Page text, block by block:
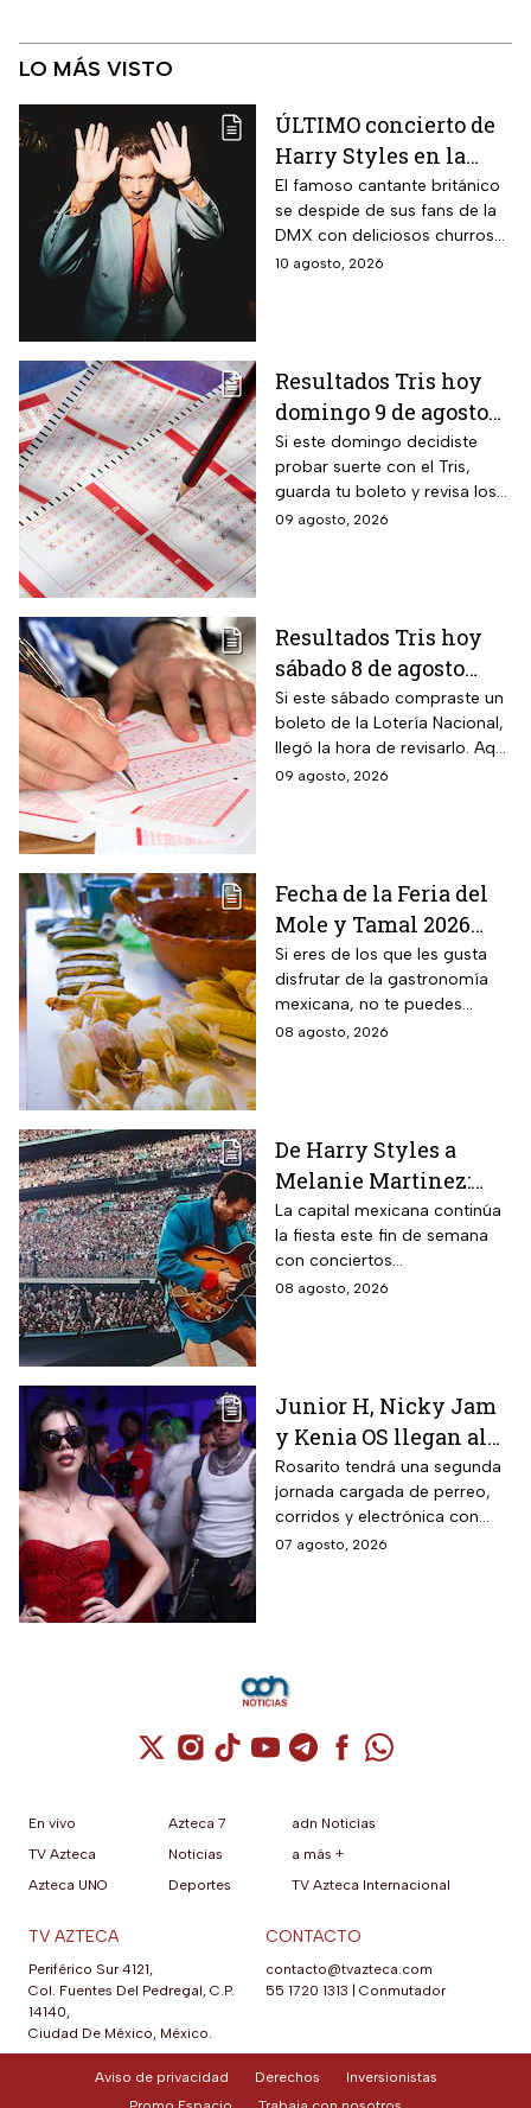
LO MÁS VISTO
ÚLTIMO concierto de
Harry Styles en la
CDMX: Agenda de los
mejores eventos hoy
10 de agosto
El famoso cantante británico
se despide de sus fans de la
DMX con deliciosos churros
de regalo.
10 agosto, 2026
Resultados Tris hoy
domingo 9 de agosto
2026: consulta los
números ganadores
de la Lotería Nacional
Si este domingo decidiste
probar suerte con el Tris,
guarda tu boleto y revisa los
resultados conforme avance
09 agosto, 2026
Resultados Tris hoy
sábado 8 de agosto
2026: consulta los
números ganadores
de la Lotería Nacional
Si este sábado compraste un
boleto de la Lotería Nacional,
llegó la hora de revisarlo. Aquí
te contamos los resultados
09 agosto, 2026
Fecha de la Feria del
Mole y Tamal 2026
para que deleites tu
paladar
Si eres de los que les gusta
disfrutar de la gastronomía
mexicana, no te puedes
perder la Feria del Mole y
08 agosto, 2026
De Harry Styles a
Melanie Martinez:
Estos son los mejores
conciertos hoy 8 de
agosto
La capital mexicana continúa
la fiesta este fin de semana
con conciertos
internacionales y obras de
08 agosto, 2026
Junior H, Nicky Jam
y Kenia OS llegan al
Baja Beach Fest 2026:
Estos son los horarios
del sábado
Rosarito tendrá una segunda
jornada cargada de perreo,
corridos y electrónica con
Farruko, Jowell y Randy, Zion y
07 agosto, 2026
Cuenta de X / Twitter (se abre en una
Cuenta de Instagram (se abre en una
Cuenta de TikTok (se abre en
Cuenta de YouTube (se abre
Cuenta de Telegram (se
Cuenta de
Cuenta de
En vivo
TV Azteca
Azteca UNO
Azteca 7
Noticias
Deportes
adn Noticias
a más +
TV Azteca Internacional
TV AZTECA
Periférico Sur 4121,
Col. Fuentes Del Pedregal, C.P.
14140,
Ciudad De México, México.
CONTACTO
contacto@tvazteca.com
55 1720 1313
Conmutador
Aviso de privacidad Derechos
Inversionistas